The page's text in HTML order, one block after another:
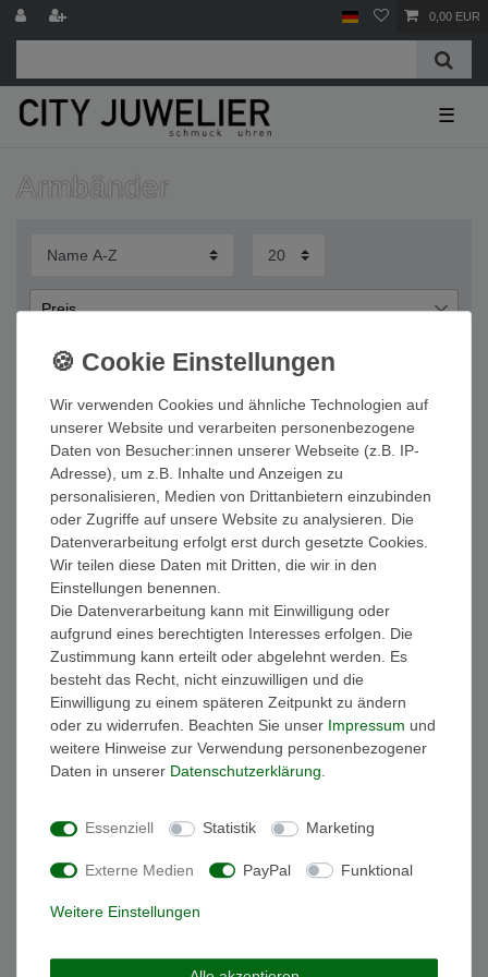
0,00 EUR
☰
Armbänder
Preis
― €
Übernehmen
Wichtige Informationen
FAQ Funkuhren
Wasserdichtheit
Geschenkverpackung
Batterieentsorgung
Zahlung
Versand
Sicher und Bequem bezahlen
Schneller und sicherer Versand
Wir verwenden Cookies und ähnliche Technologien auf
unserer Website und verarbeiten personenbezogene
Daten von Besucher:innen unserer Webseite (z.B. IP-
Adresse), um z.B. Inhalte und Anzeigen zu
personalisieren, Medien von Drittanbietern einzubinden
oder Zugriffe auf unsere Website zu analysieren. Die
Datenverarbeitung erfolgt erst durch gesetzte Cookies.
Wir teilen diese Daten mit Dritten, die wir in den
Einstellungen benennen.
Die Datenverarbeitung kann mit Einwilligung oder
aufgrund eines berechtigten Interesses erfolgen. Die
Zustimmung kann erteilt oder abgelehnt werden. Es
besteht das Recht, nicht einzuwilligen und die
Einwilligung zu einem späteren Zeitpunkt zu ändern
oder zu widerrufen. Beachten Sie unser Impressum und
weitere Hinweise zur Verwendung personenbezogener
Daten in unserer Daten­schutz­erklärung
Essenziell Statistik Marketing
Externe Medien PayPal Funktional
Weitere Einstellungen